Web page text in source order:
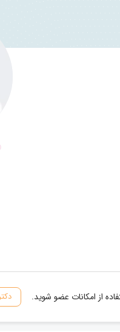
از امکانات عضو شوید.